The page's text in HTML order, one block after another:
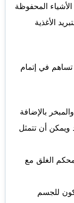
المحفوظة
الأغذية
في إتمام
بالإضافة
ويمكن أن تتمثل
الغلق مع
للجسم